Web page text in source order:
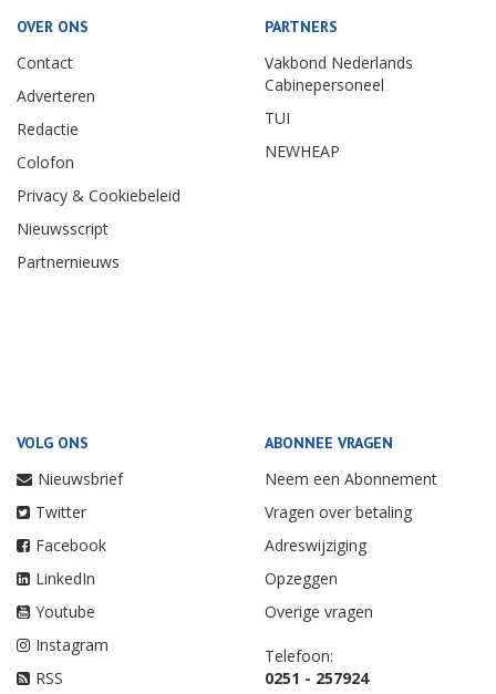
OVER ONS
Contact
Adverteren
Redactie
Colofon
Privacy & Cookiebeleid
Nieuwsscript
Partnernieuws
PARTNERS
Vakbond Nederlands
Cabinepersoneel
TUI
NEWHEAP
VOLG ONS
Nieuwsbrief
Twitter
Facebook
LinkedIn
Youtube
Instagram
RSS
ABONNEE VRAGEN
Neem een Abonnement
Vragen over betaling
Adreswijziging
Opzeggen
Overige vragen
Telefoon:
0251 - 257924